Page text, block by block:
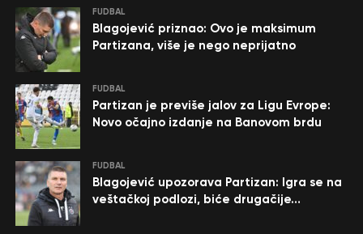
FUDBAL
Blagojević priznao: Ovo je maksimum
Partizana, više je nego neprijatno
FUDBAL
Partizan je previše jalov za Ligu Evrope:
Novo očajno izdanje na Banovom brdu
FUDBAL
Blagojević upozorava Partizan: Igra se na
veštačkoj podlozi, biće drugačije…